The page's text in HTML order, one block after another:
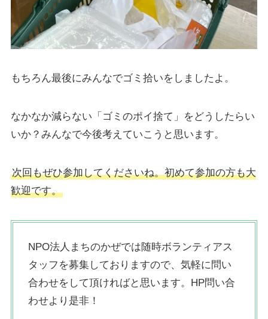
もちろん最後にみんなでゴミ拾いをしましたよ。
なかなか減らない「ゴミのポイ捨て」をどうしたらい
いか？みんなで今後考えていこうと思います。
次回もぜひ参加してくださいね。初めて参加の方も大
歓迎です。
NPO法人まちのかぜでは随時ボランティアス
タッフを募集しておりますので、気軽に問い
合わせをして頂ければと思います。HP問い合
わせより是非！